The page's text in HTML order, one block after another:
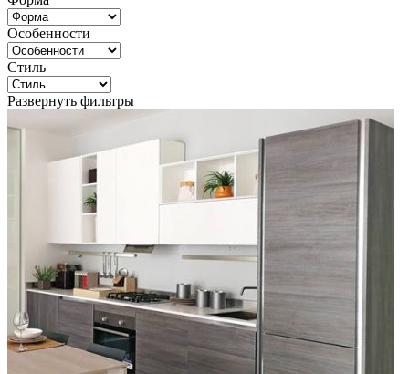
Особенности
Стиль
Развернуть фильтры